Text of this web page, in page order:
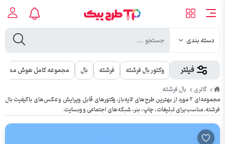
دسته بندی
فیلتر وکتور بال فرشته فرشته بال
مجموعه کامل هوش
طرح
پیک
گالری بال فرشته
مجموعه‌ای ۲ مورد از بهترین طرح‌های لایه‌باز، وکتورهای قابل ویرایش و عکس‌های باکیفیت بال
فرشته. مناسب برای تبلیغات، چاپ، بنر، شبکه‌های اجتماعی و وبسایت.